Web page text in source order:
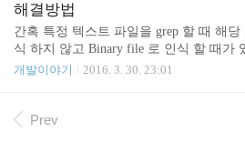
해결방법
간혹 특정 텍스트 파일을 grep 할 때 해
식 하지 않고 Binary file 로 인식 할 때가
ary file (standard input) matches 이럴 때
will simply print ``Binary file ... matches'' if
개발이야기 2016. 3. 30. 23:01
Prev